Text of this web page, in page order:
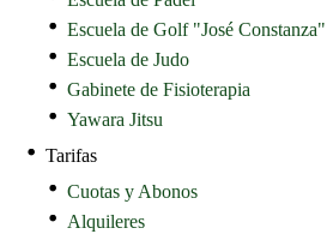
Escuela de Golf "José Constanza"
Escuela de Judo
Gabinete de Fisioterapia
Yawara Jitsu
Tarifas
Cuotas y Abonos
Alquileres